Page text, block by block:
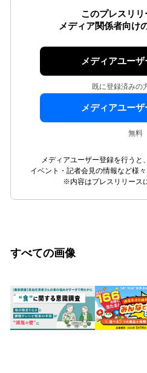
このプレスリリ
メディア関係者向け
メディアユー
既に登録済みの
メディアユー
無料
メディアユーザー登録を行うと
イベント・記者会見の情報など様
※内容はプレスリリース
すべての画像